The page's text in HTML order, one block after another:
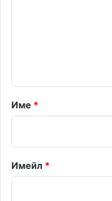
р
*
Име *
Имейл *